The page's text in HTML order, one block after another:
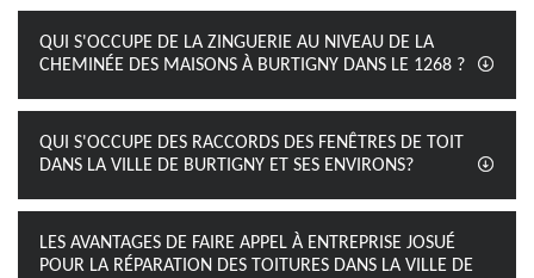
QUI S'OCCUPE DE LA ZINGUERIE AU NIVEAU DE LA
CHEMINÉE DES MAISONS À BURTIGNY DANS LE 1268 ?
QUI S'OCCUPE DES RACCORDS DES FENÊTRES DE TOIT
DANS LA VILLE DE BURTIGNY ET SES ENVIRONS?
LES AVANTAGES DE FAIRE APPEL À ENTREPRISE JOSUÉ
POUR LA RÉPARATION DES TOITURES DANS LA VILLE DE